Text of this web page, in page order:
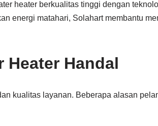
heater berkualitas tinggi dengan
energi matahari, Solahart membantu
Heater Handal
kualitas layanan. Beberapa alasan